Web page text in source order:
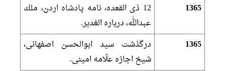
1365
12 ذى القعده، نامه پادشاه اردن، ملك
عبدالله، درباره الغدير.
1365
درگذشت سيد ابوالحسن اصفهانى،
شيخ اجازه علّامه امينى.